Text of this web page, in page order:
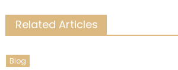
Related Articles
Blog